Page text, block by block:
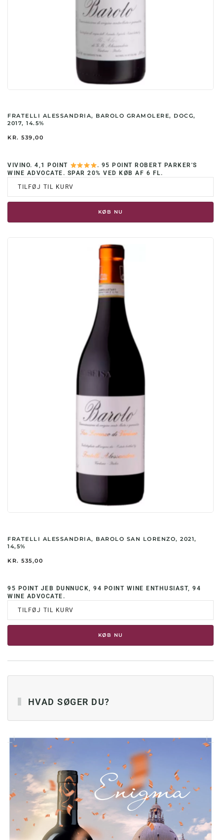
FRATELLI ALESSANDRIA, BAROLO GRAMOLERE, DOCG,
2017, 14.5%
KR. 539,00
VIVINO. 4,1 POINT
. 95 POINT ROBERT PARKER'S
WINE ADVOCATE. SPAR 20% VED KØB AF 6 FL.
TILFØJ TIL KURV
KØB NU
FRATELLI ALESSANDRIA, BAROLO SAN LORENZO, 2021,
14,5%
KR. 535,00
95 POINT JEB DUNNUCK, 94 POINT WINE ENTHUSIAST, 94
WINE ADVOCATE.
TILFØJ TIL KURV
KØB NU
HVAD SØGER DU?